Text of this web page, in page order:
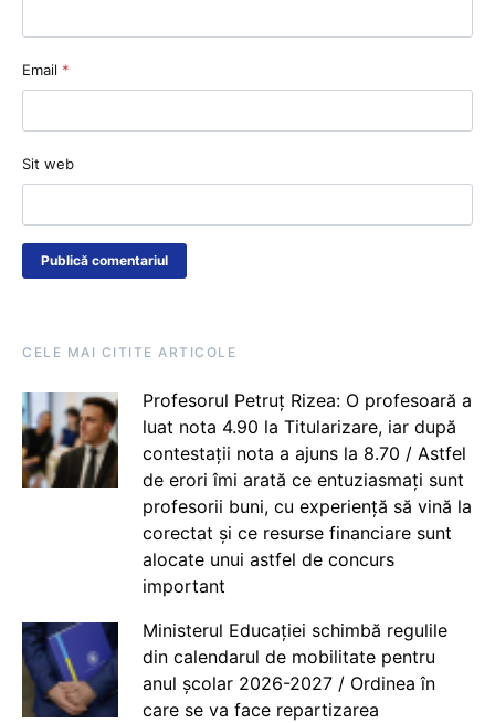
Email *
Sit web
CELE MAI CITITE ARTICOLE
Profesorul Petruț Rizea: O profesoară a
luat nota 4.90 la Titularizare, iar după
contestații nota a ajuns la 8.70 / Astfel
de erori îmi arată ce entuziasmați sunt
profesorii buni, cu experiență să vină la
corectat și ce resurse financiare sunt
alocate unui astfel de concurs
important
Ministerul Educației schimbă regulile
din calendarul de mobilitate pentru
anul școlar 2026-2027 / Ordinea în
care se va face repartizarea